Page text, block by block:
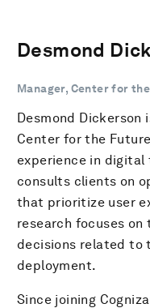
Desmond
Manager, Center for
Desmond Dickerson
Center for the
experience in digital
consults clients on
that prioritize user
research focuses
decisions related to
deployment.
Since joining